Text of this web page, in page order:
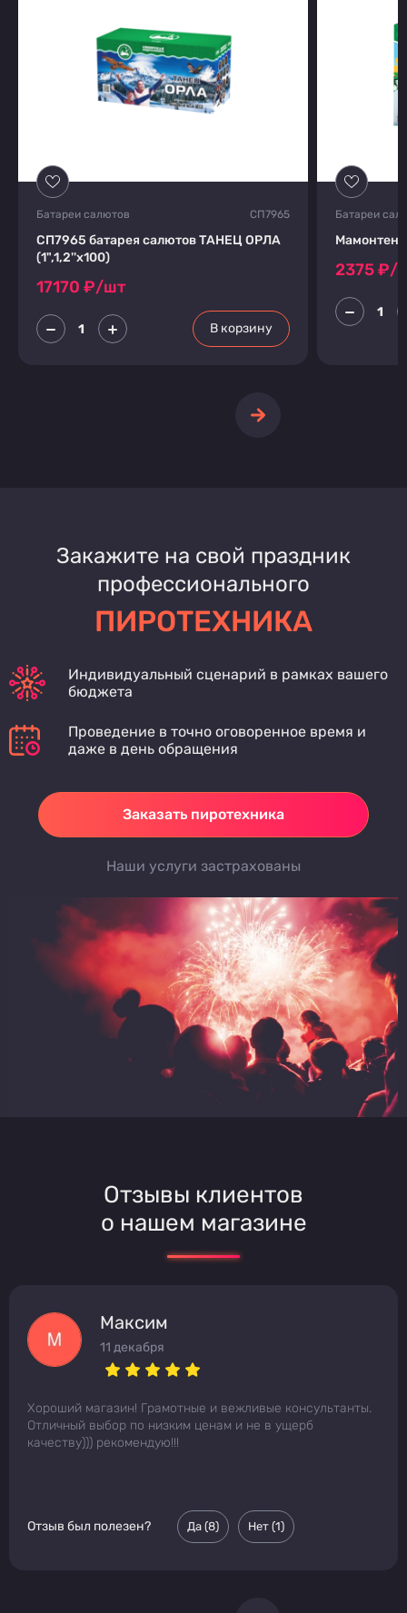
Батареи салютов СП7965
СП7965 батарея салютов ТАНЕЦ ОРЛА
(1",1,2''х100)
17170 ₽/шт
В корзину
Батареи
2375₽/
Закажите на свой праздник
профессионального
ПИРОТЕХНИКА
Индивидуальный сценарий в рамках вашего
бюджета
Проведение в точно оговоренное время и
даже в день обращения
Заказать пиротехника
Наши услуги застрахованы
Отзывы клиентов
о нашем магазине
Максим
11 декабря
Хороший магазин! Грамотные и вежливые консультанты.
Отличный выбор по низким ценам и не в ущерб
качеству))) рекомендую!!!
Отзыв был полезен? Да (8) Нет (1)